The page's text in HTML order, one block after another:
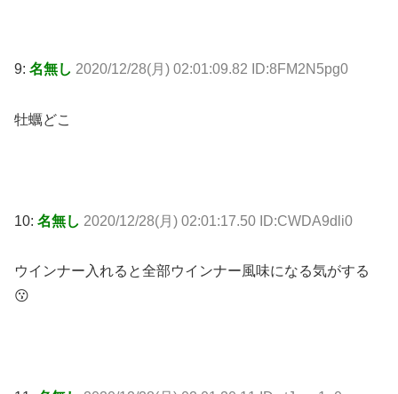
9: 名無し 2020/12/28(月) 02:01:09.82 ID:8FM2N5pg0
牡蠣どこ
10: 名無し 2020/12/28(月) 02:01:17.50 ID:CWDA9dli0
ウインナー入れると全部ウインナー風味になる気がする
😗